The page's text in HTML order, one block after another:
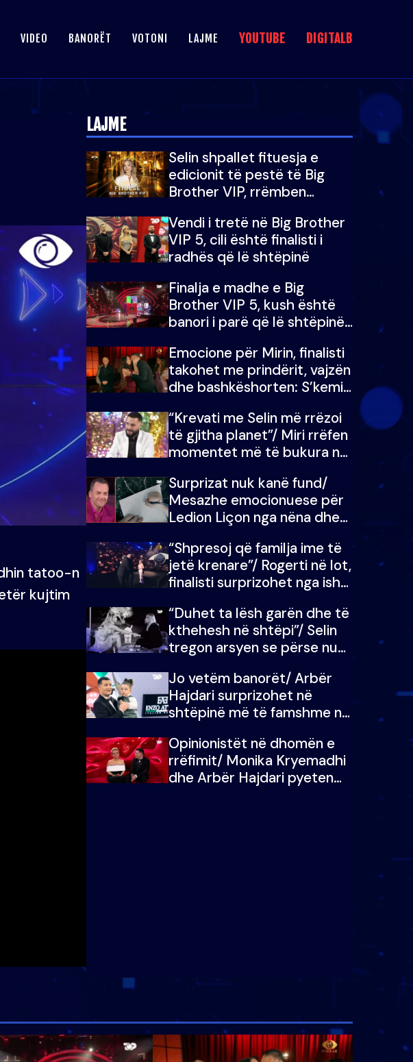
VIDEO BANORËT VOTONI LAJME YOUTUBE DIGITALB
tatoo-n
kujtim
LAJME
Selin shpallet fituesja e
edicionit të pestë të Big
Brother VIP, rrëmben
mijë eurosh
Vendi i tretë në Big Brother
VIP 5, cili është finalisti i
radhës që lë shtëpinë
Finalja e madhe e Big
Brother VIP 5, kush është
banori i parë që lë shtëpinë
fituar çmimin e madh
Emocione për Mirin, finalisti
takohet me prindërit, vajzën
dhe bashkëshorten: S’kemi
“Krevati me Selin më rrëzoi
të gjitha planet”/ Miri rrëfen
momentet më të bukura në
mungojë zilja e mëngjesit
kur…
Surprizat nuk kanë fund/
Mesazhe emocionuese për
Ledion Liçon nga nëna dhe
i mban dot lotët: Nuk
meritoj…
“Shpresoj që familja ime të
jetë krenare”/ Rogerti në lot,
finalisti surprizohet nga ish-
“Duhet ta lësh garën dhe të
kthehesh në shtëpi”/ Selin
tregon arsyen se përse nuk
Doja ta çoja luftën time deri
në fund
Jo vetëm banorët/ Arbër
Hajdari surprizohet në
shtëpinë më të famshme në
me vajzën e tij
Opinionistët në dhomën e
rrëfimit/ Monika Kryemadhi
dhe Arbër Hajdari pyeten